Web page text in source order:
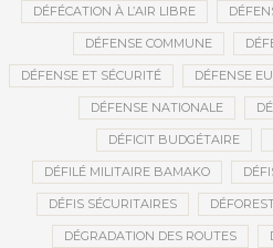
DÉFÉCATION À L’AIR LIBRE
DÉFENSE COMMUNE
DÉFENSE ET SÉCURITÉ DÉFENSE
DÉFENSE NATIONALE
DÉFICIT BUDGÉTAIRE
DÉFILÉ MILITAIRE BAMAKO
DÉFIS SÉCURITAIRES
DÉGRADATION DES ROUTES